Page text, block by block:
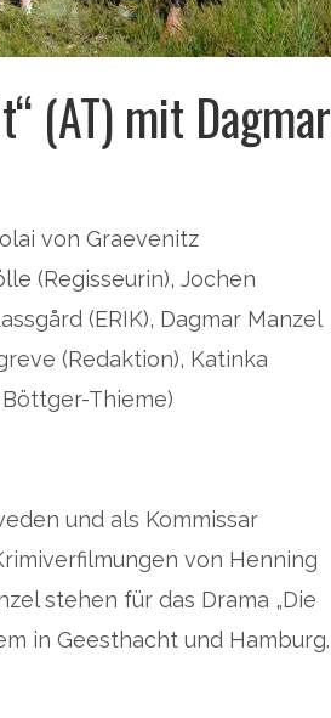
(AT) mit Dagmar
von Graevenitz
(Regisseurin), Jochen
(ERIK), Dagmar Manzel
(Redaktion), Katinka
Thieme)
und als Kommissar
von Henning
stehen für das Drama „Die
in Geesthacht und Hamburg.